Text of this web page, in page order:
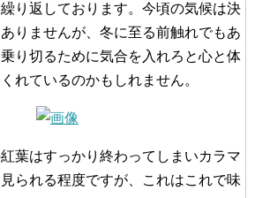
り返しております。今頃の気候は決
りませんが、冬に至る前触れでもあ
り切るために気合を入れろと心と体
れているのかもしれません。
葉はすっかり終わってしまいカラマ
られる程度ですが、これはこれで味